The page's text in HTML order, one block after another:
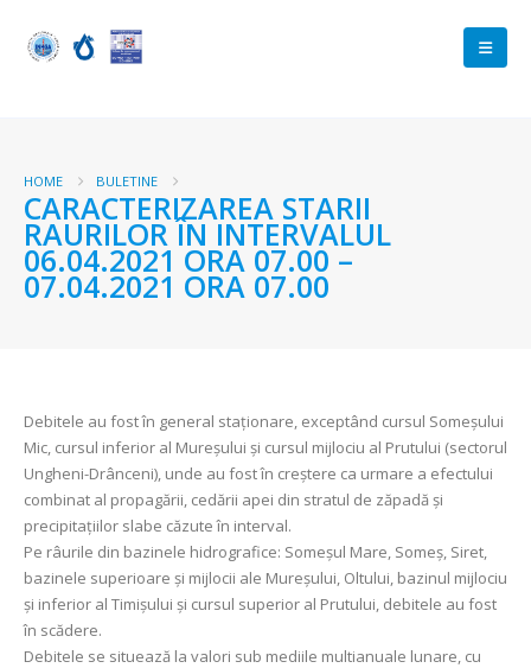
HOME BULETINE
CARACTERIZAREA STARII
RAURILOR ÎN INTERVALUL
06.04.2021 ORA 07.00 –
07.04.2021 ORA 07.00
Debitele au fost în general staționare, exceptând cursul Someșului
Mic, cursul inferior al Mureșului și cursul mijlociu al Prutului (sectorul
Ungheni-Drânceni), unde au fost în creștere ca urmare a efectului
combinat al propagării, cedării apei din stratul de zăpadă și
precipitațiilor slabe căzute în interval.
Pe râurile din bazinele hidrografice: Someșul Mare, Someș, Siret,
bazinele superioare și mijlocii ale Mureșului, Oltului, bazinul mijlociu
și inferior al Timișului și cursul superior al Prutului, debitele au fost
în scădere.
Debitele se situează la valori sub mediile multianuale lunare, cu